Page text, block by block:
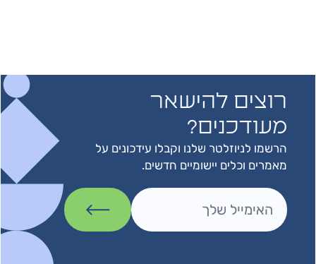
רוצים להישאר
מעודכנים?
הרשמו לניוזלטר שלנו וקבלו עידכונים על
מאמרים וכלים יישומיים חדשים.